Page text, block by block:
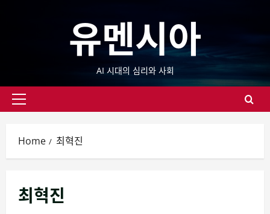
유멘시아
AI 시대의 심리와 사회
Primary
Home 최혁진
최혁진